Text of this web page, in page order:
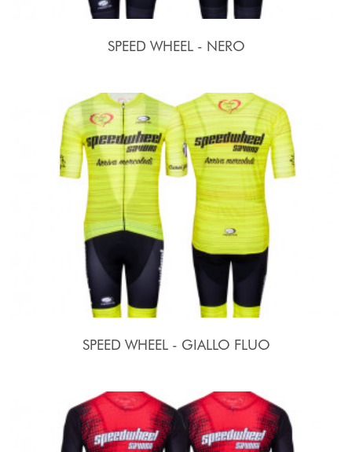
SPEED WHEEL - NERO
SPEED WHEEL - GIALLO FLUO